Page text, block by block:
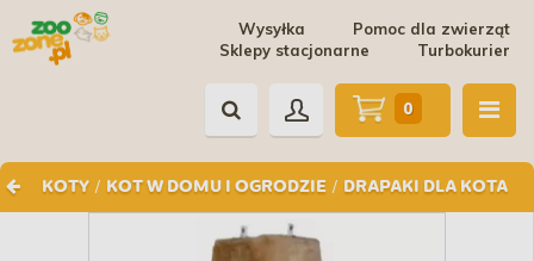
Pomoc dla zwierząt
Wysyłka
Turbokurier
Sklepy stacjonarne
KOTY / KOT W DOMU I OGRODZIE / DRAPAKI DLA KOTA
0